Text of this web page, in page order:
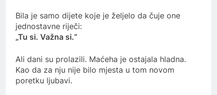
Bila je samo dijete koje je željelo da čuje one
jednostavne riječi:
„Tu si. Važna si.“
Ali dani su prolazili. Maćeha je ostajala hladna.
Kao da za nju nije bilo mjesta u tom novom
poretku ljubavi.